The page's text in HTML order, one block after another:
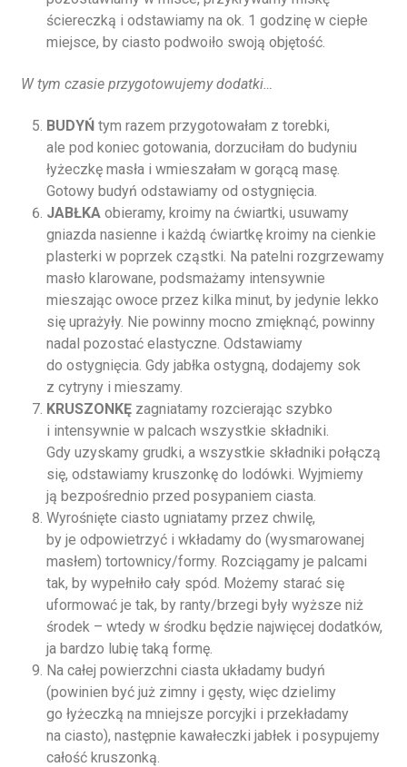
ściereczką i odstawiamy na ok. 1 godzinę w ciepłe
miejsce, by ciasto podwoiło swoją objętość.
W tym czasie przygotowujemy dodatki…
BUDYŃ tym razem przygotowałam z torebki,
ale pod koniec gotowania, dorzuciłam do budyniu
łyżeczkę masła i wmieszałam w gorącą masę.
Gotowy budyń odstawiamy od ostygnięcia.
JABŁKA obieramy, kroimy na ćwiartki, usuwamy
gniazda nasienne i każdą ćwiartkę kroimy na cienkie
plasterki w poprzek cząstki. Na patelni rozgrzewamy
masło klarowane, podsmażamy intensywnie
mieszając owoce przez kilka minut, by jedynie lekko
się uprażyły. Nie powinny mocno zmięknąć, powinny
nadal pozostać elastyczne. Odstawiamy
do ostygnięcia. Gdy jabłka ostygną, dodajemy sok
z cytryny i mieszamy.
KRUSZONKĘ zagniatamy rozcierając szybko
i intensywnie w palcach wszystkie składniki.
Gdy uzyskamy grudki, a wszystkie składniki połączą
się, odstawiamy kruszonkę do lodówki. Wyjmiemy
ją bezpośrednio przed posypaniem ciasta.
Wyrośnięte ciasto ugniatamy przez chwilę,
by je odpowietrzyć i wkładamy do (wysmarowanej
masłem) tortownicy/formy. Rozciągamy je palcami
tak, by wypełniło cały spód. Możemy starać się
uformować je tak, by ranty/brzegi były wyższe niż
środek – wtedy w środku będzie najwięcej dodatków,
ja bardzo lubię taką formę.
Na całej powierzchni ciasta układamy budyń
(powinien być już zimny i gęsty, więc dzielimy
go łyżeczką na mniejsze porcyjki i przekładamy
na ciasto), następnie kawałeczki jabłek i posypujemy
całość kruszonką.